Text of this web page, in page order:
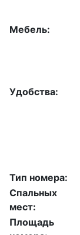
Мебель:
Удобства:
Тип номера:
Спальных
мест:
Площадь